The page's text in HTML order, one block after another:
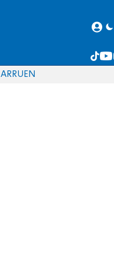
EN
RU
AR